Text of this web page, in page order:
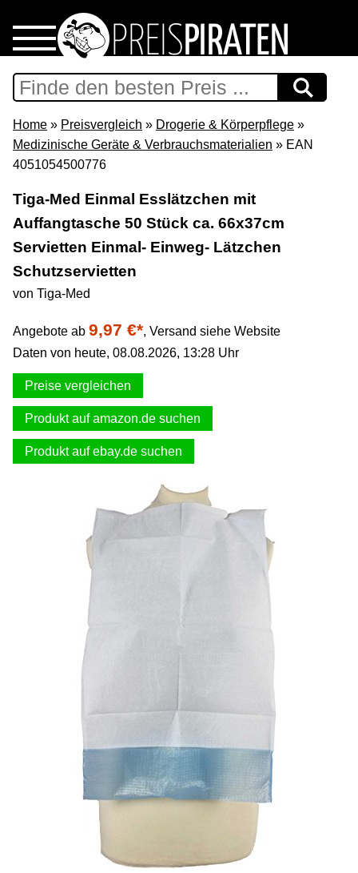
Home
Download
Preispiraten auf Facebook
Support & Newsletter
Presse
Datenschutz
Impressum
Home » Preisvergleich » Drogerie & Körperpflege »
Medizinische Geräte & Verbrauchsmaterialien » EAN
4051054500776
Tiga-Med Einmal Esslätzchen mit
Auffangtasche 50 Stück ca. 66x37cm
Servietten Einmal- Einweg- Lätzchen
Schutzservietten
von Tiga-Med
Angebote ab 9,97 €*, Versand siehe Website
Daten von heute, 08.08.2026, 13:28 Uhr
Preise vergleichen
Produkt auf amazon.de suchen
Produkt auf ebay.de suchen